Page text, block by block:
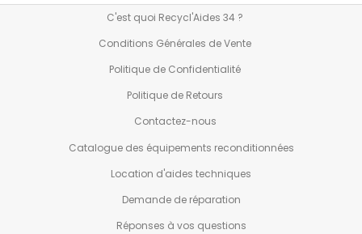
C'est quoi Recycl'Aides 34 ?
Conditions Générales de Vente
Politique de Confidentialité
Politique de Retours
Contactez-nous
Catalogue des équipements reconditionnées
Location d'aides techniques
Demande de réparation
Réponses à vos questions